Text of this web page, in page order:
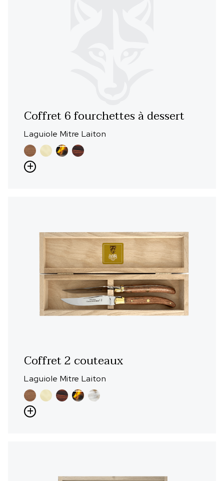
Coffret 6 fourchettes à dessert
Laguiole Mitre Laiton
Coffret 2 couteaux
Laguiole Mitre Laiton